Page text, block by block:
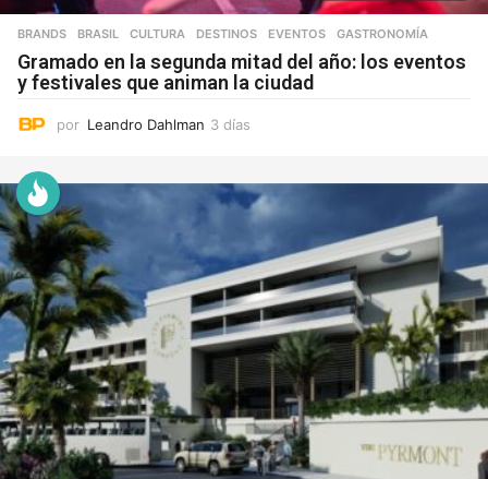
BRANDS ,BRASIL ,CULTURA ,DESTINOS ,EVENTOS ,GASTRONOMÍA
Gramado en la segunda mitad del año: los eventos
y festivales que animan la ciudad
por Leandro Dahlman 3 días
a
s